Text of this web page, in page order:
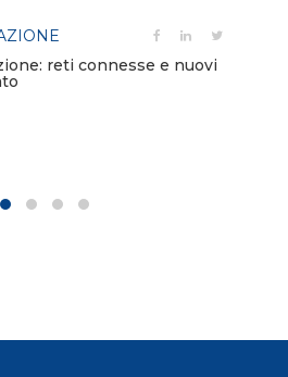
reti connesse e nuovi